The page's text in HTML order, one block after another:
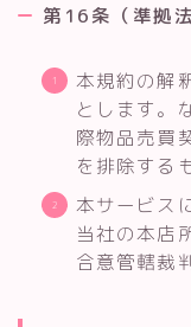
第16条（準拠
本規約の解
とします。
際物品売買
を排除する
本サービス
当社の本店
合意管轄裁